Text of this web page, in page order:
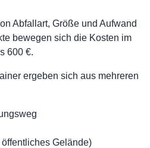
Abfallart, Größe und Aufwand
bewegen sich die Kosten im
600 €.
ergeben sich aus mehreren
Gelände)